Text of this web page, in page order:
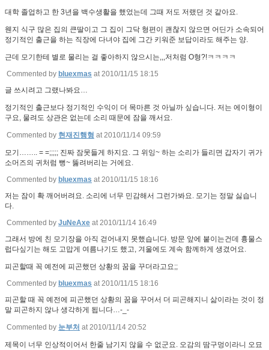
대학 졸업하고 한 3년을 백수생활을 했었는데 그때 저도 저랬던 것 같아요.
웬지 식구 많은 집의 큰딸이고 그 집이 그닥 형편이 괜찮지 않으면 어딘가 소속되어
정기적인 출근을 하는 직장에 다녀야 집에 그간 키워준 보답이라도 해주는 양.
근데 모기한테 별로 물리는 걸 좋아하지 않으시는,,,저처럼 O형?!ㅋㅋㅋㅋ
Commented by bluexmas at 2010/11/15 18:15
글 쓰시려고 그랬나봐요…
정기적인 출근보다 정기적인 수익이 더 목마른 것 아닐까 싶습니다. 저는 에이형이
구요, 물려도 상관은 없는데 소리 때문에 잠을 깨서요.
Commented by 현재진행형 at 2010/11/14 09:59
모기…….. = =;;;;; 진짜 잠못들게 하지요. 그 위잉~ 하는 소리가 들리면 갑자기 귀가
소머즈의 귀처럼 뻥~ 뚫려버리는 거에요.
Commented by bluexmas at 2010/11/15 18:16
저는 잠이 확 깨어버려요. 소리에 너무 민감해서 그런가봐요. 모기는 정말 싫습니
다.
Commented by JuNeAxe at 2010/11/14 16:49
그래서 방에 친 모기장을 아직 걷어내지 못했습니다. 방문 앞에 붙이는건데 흉물스
럽다싶기는 해도 고맙게 여름나기도 했고, 겨울에도 계속 함께하게 생겼어요.
피곤할때 꼭 예전에 피곤했던 상황의 꿈을 꾸더라고요;;
Commented by bluexmas at 2010/11/15 18:16
피곤할 때 꼭 예전에 피곤했던 상황의 꿈을 꾸어서 더 피곤해지니 삶이라는 것이 정
말 피곤하지 않나 생각하게 됩니다…-_-
Commented by 눈부처 at 2010/11/14 20:52
제목이 너무 인상적이어서 한줄 남기지 않을 수 없군요. 오감의 땀구멍이라니 오묘